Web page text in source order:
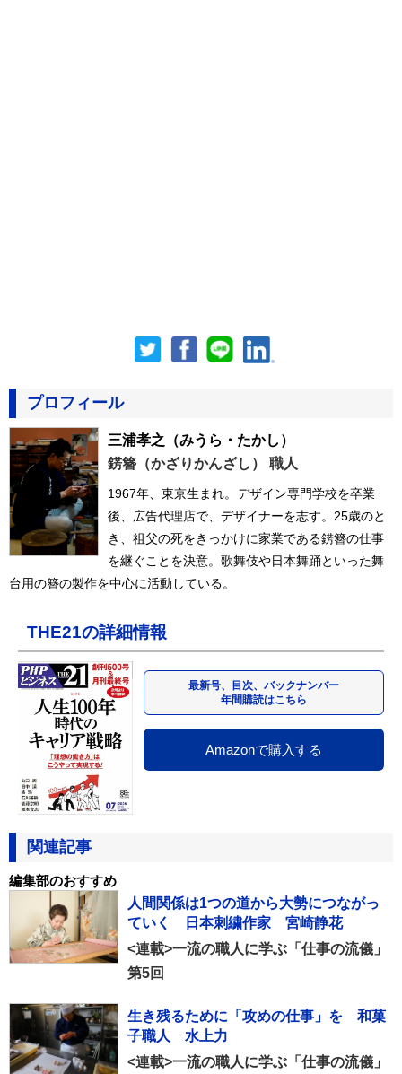
プロフィール
三浦孝之 （みうら・たかし）
錺簪（かざりかんざし） 職人
1967年、東京生まれ。デザイン専門学校を卒業
後、広告代理店で、デザイナーを志す。25歳のと
き、祖父の死をきっかけに家業である錺簪の仕事
を継ぐことを決意。歌舞伎や日本舞踊といった舞
台用の簪の製作を中心に活動している。
THE21の詳細情報
最新号、目次、バックナンバー
年間購読はこちら
Amazonで購入する
関連記事
編集部のおすすめ
人間関係は1つの道から大勢につながっ
ていく 日本刺繍作家 宮崎静花
<連載>一流の職人に学ぶ「仕事の流儀」
第5回
生き残るために「攻めの仕事」を 和菓
子職人 水上力
<連載>一流の職人に学ぶ「仕事の流儀」